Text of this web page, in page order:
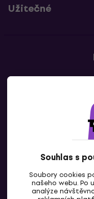
Souhlas s
Soubory cookies
našeho webu. Po
analýze
Užitečné